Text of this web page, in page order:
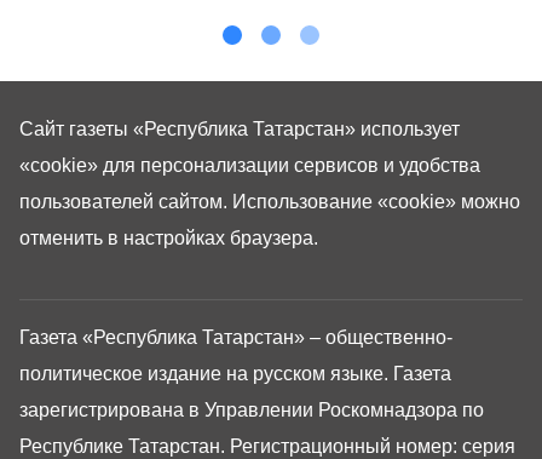
Газета «Республика Татарстан» – общественно-
политическое издание на русском языке. Газета
зарегистрирована в Управлении Роскомнадзора по
Республике Татарстан. Регистрационный номер: серия
Сайт газеты «Республика Татарстан» использует
«cookie» для персонализации сервисов и удобства
пользователей сайтом. Использование «cookie» можно
отменить в настройках браузера.